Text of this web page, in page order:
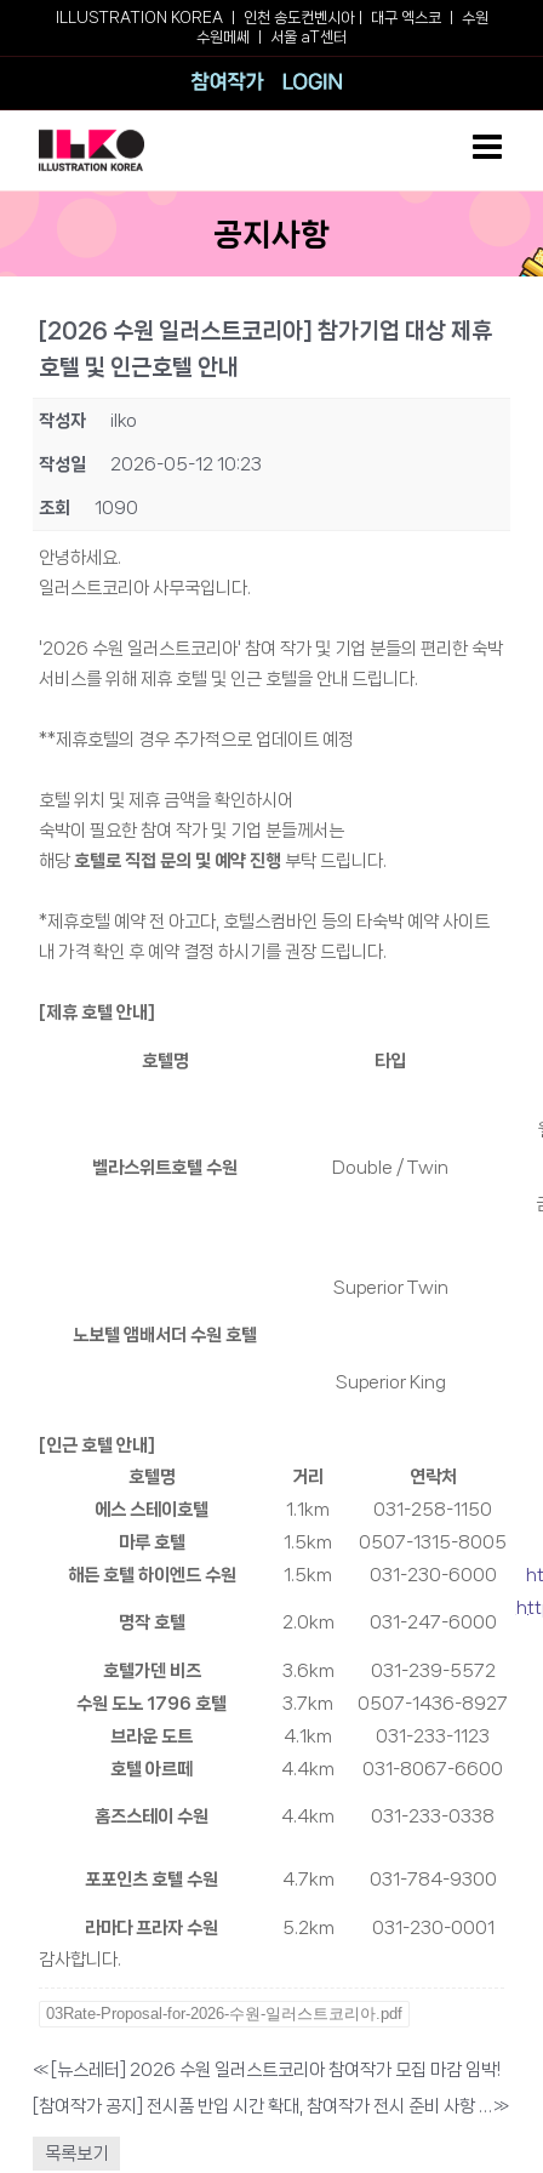
ILLUSTRATION KOREA ㅣ 인천 송도컨벤시아ㅣ 대구 엑스코
수원
수원메쎄
서울 aT센터
참여작가
공지사항
[2026 수원 일러스트코리아] 참가기업 대상 제휴
호텔 및 인근호텔 안내
작성자 ilko
작성일 2026-05-12 10:23
조회 1090
안녕하세요.
일러스트코리아 사무국입니다.
'2026 수원 일러스트코리아' 참여 작가 및 기업 분들의 편리한 숙박
서비스를 위해 제휴 호텔 및 인근 호텔을 안내 드립니다.
**제휴호텔의 경우 추가적으로 업데이트 예정
호텔 위치 및 제휴 금액을 확인하시어
숙박이 필요한 참여 작가 및 기업 분들께서는
해당호텔로 직접 문의 및 예약 진행 부탁 드립니다.
*제휴호텔 예약 전 아고다, 호텔스컴바인 등의 타숙박 예약 사이트
내 가격 확인 후 예약 결정 하시기를 권장 드립니다.
[제휴 호텔 안내]
호텔명 타입
벨라스위트호텔 수원 Double / Twin
노보텔 앰배서더 수원 호텔
Superior Twin
Superior King
[인근 호텔 안내]
호텔명
거리
연락처
에스 스테이호텔 1.1km
031-258-1150
마루 호텔
1.5km
0507-1315-8005
해든호텔 하이엔드 수원 1.5km 031-230-6000
명작 호텔 2.0km 031-247-6000
호텔가덴 비즈 3.6km
031-239-5572
수원도노 1796호텔 3.7km
0507-1436-8927
브라운 도트
4.1km
031-233-1123
호텔아르떼 4.4km 031-8067-6600
홈즈스테이 수원 4.4km 031-233-0338
포포인츠호텔 수원 4.7km 031-784-9300
라마다프라자수원 5.2km
031-230-0001
감사합니다.
03Rate-Proposal-for-2026-수원-일러스트코리아.pdf
« [뉴스레터] 2026 수원 일러스트코리아 참여작가 모집 마감 임박!
[참여작가 공지] 전시품 반입 시간 확대, 참여작가 전시 준비 사항 안내의 건»
목록보기